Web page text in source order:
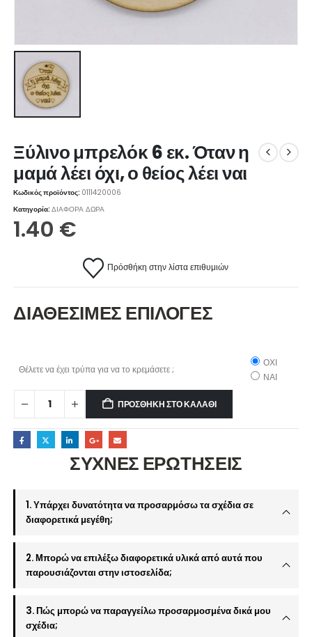
Ξύλινο μπρελόκ 6 εκ. Όταν η
μαμά λέει όχι, ο θείος λέει ναι
Κωδικός προϊόντος: 0111420006
Κατηγορία:ΔΙΑΦΟΡΑ ΔΩΡΑ
1.40 €
Πρόσθήκη στην λίστα επιθυμιών
ΔΙΑΘΕΣΙΜΕΣ ΕΠΙΛΟΓΕΣ
Θέλετε να έχει τρύπα για να το κρεμάσετε ;
ΟΧΙ
ΝΑΙ
ΠΡΟΣΘΉΚΗ ΣΤΟ ΚΑΛΆΘΙ
ΣΥΧΝΕΣ ΕΡΩΤΗΣΕΙΣ
1. Υπάρχει δυνατότητα να προσαρμόσω τα σχέδια σε
διαφορετικά μεγέθη;
2. Μπορώ να επιλέξω διαφορετικά υλικά από αυτά που
παρουσιάζονται στην ιστοσελίδα;
3. Πώς μπορώ να παραγγείλω προσαρμοσμένα δικά μου
σχέδια;